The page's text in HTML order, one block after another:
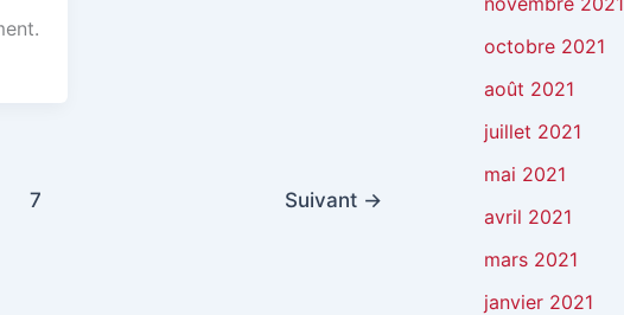
7 Suivant →
octobre 2021
août 2021
juillet 2021
mai 2021
avril 2021
mars 2021
janvier 2021